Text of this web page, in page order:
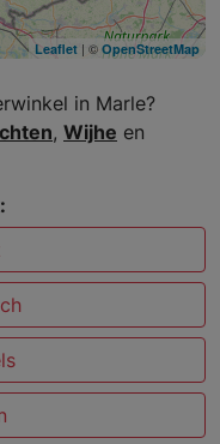
Leaflet | © OpenStreetMap
in Marle?
, Wijhe en